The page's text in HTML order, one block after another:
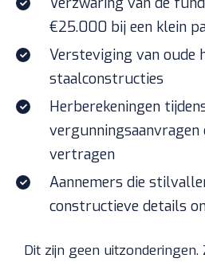
€25.000 bij een klein
Versteviging van oude
staalconstructies
Herberekeningen
vergunningsaanvragen
vertragen
Aannemers die
constructieve details
Dit zijn geen